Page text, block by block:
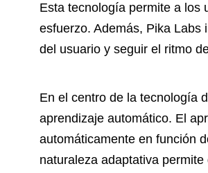
Esta tecnología permite a los
esfuerzo. Además, Pika Labs
del usuario y seguir el ritmo
En el centro de la tecnología
aprendizaje automático. El
automáticamente en función
naturaleza adaptativa